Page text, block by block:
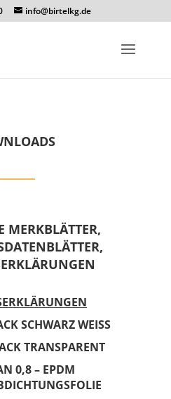
info@birtelkg.de
MERKBLÄTTER,
SCHWARZ WEISS
TRANSPARENT
0,8 – EPDM